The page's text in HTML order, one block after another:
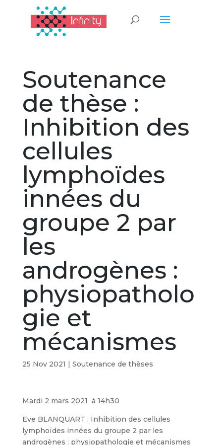
Soutenance
de thèse :
Inhibition des
cellules
lymphoïdes
innées du
groupe 2 par
les
androgènes :
physiopatholo
gie et
mécanismes
25 Nov 2021 | Soutenance de thèses
Mardi 2 mars 2021 à 14h30
Eve BLANQUART : Inhibition des cellules
lymphoïdes innées du groupe 2 par les
androgènes : physiopathologie et mécanismes